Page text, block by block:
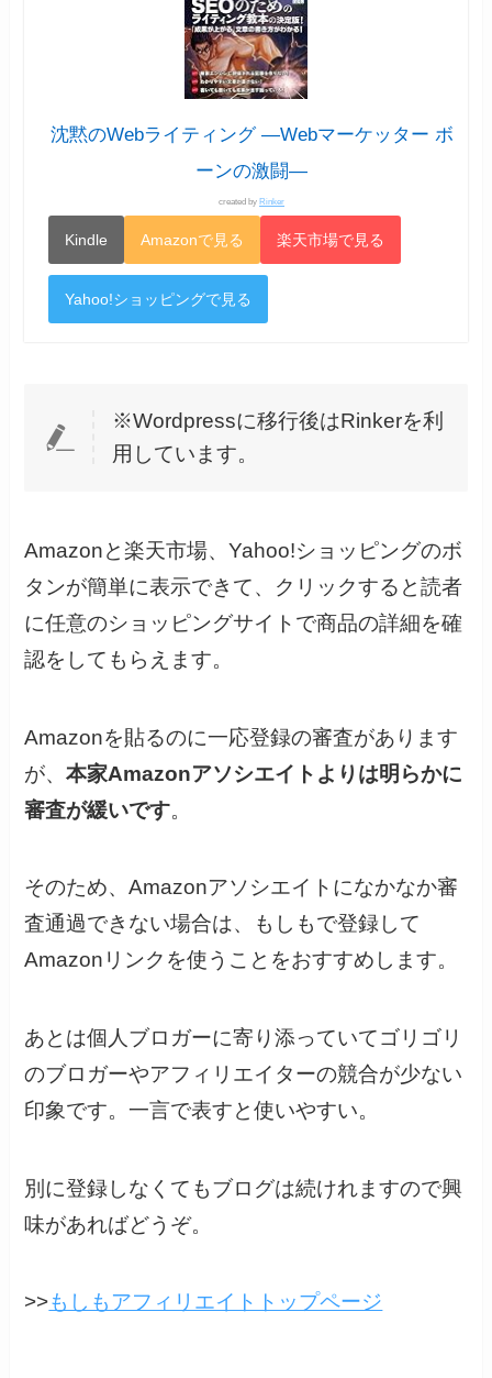
沈黙のWebライティング —Webマーケッター ボ
ーンの激闘—
created by Rinker
Kindle Amazonで見る 楽天市場で見る
Yahoo!ショッピングで見る
※Wordpressに移行後はRinkerを利
用しています。
Amazonと楽天市場、Yahoo!ショッピングのボ
タンが簡単に表示できて、クリックすると読者
に任意のショッピングサイトで商品の詳細を確
認をしてもらえます。
Amazonを貼るのに一応登録の審査があります
が、本家Amazonアソシエイトよりは明らかに
審査が緩いです。
そのため、Amazonアソシエイトになかなか審
査通過できない場合は、もしもで登録して
Amazonリンクを使うことをおすすめします。
あとは個人ブロガーに寄り添っていてゴリゴリ
のブロガーやアフィリエイターの競合が少ない
印象です。一言で表すと使いやすい。
別に登録しなくてもブログは続けれますので興
味があればどうぞ。
>>もしもアフィリエイトトップページ